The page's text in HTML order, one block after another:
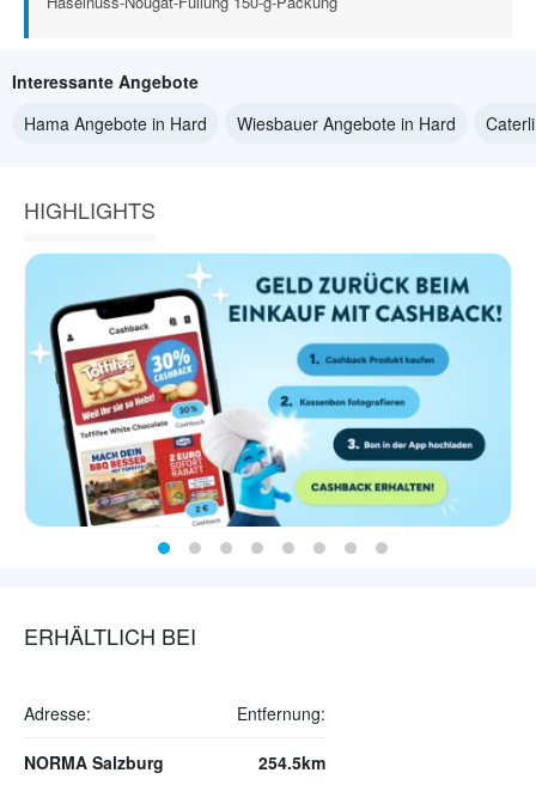
Interessante Angebote
Hama Angebote in Hard
Wiesbauer Angebote in Hard
HIGHLIGHTS
ERHÄLTLICH BEI
Adresse: Entfernung:
NORMA Salzburg 254.5km